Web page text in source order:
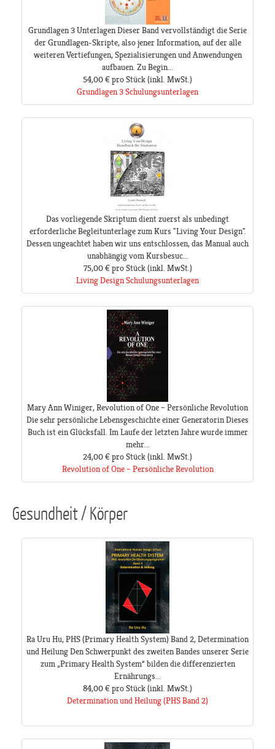
Grundlagen 3 Unterlagen Dieser Band vervollständigt die Serie
der Grundlagen-Skripte, also jener Information, auf der alle
weiteren Vertiefungen, Spezialisierungen und Anwendungen
aufbauen. Zu Begin...
54,00 €pro Stück(inkl. MwSt.)
Grundlagen 3 Schulungsunterlagen
Das vorliegende Skriptum dient zuerst als unbedingt
erforderliche Begleitunterlage zum Kurs "Living Your Design".
Dessen ungeachtet haben wir uns entschlossen, das Manual auch
unabhängig vom Kursbesuc...
75,00 € pro Stück(inkl. MwSt.)
Living Design Schulungsunterlagen
Mary Ann Winiger, Revolution of One – Persönliche Revolution
Die sehr persönliche Lebensgeschichte einer Generatorin Dieses
Buch ist ein Glücksfall. Im Laufe der letzten Jahre wurde immer
mehr...
24,00 €pro Stück(inkl. MwSt.)
Revolution of One – Persönliche Revolution
Gesundheit / Körper
Ra Uru Hu, PHS (Primary Health System) Band 2, Determination
und Heilung Den Schwerpunkt des zweiten Bandes unserer Serie
zum „Primary Health System“ bilden die differenzierten
Ernährungs...
84,00 €pro Stück(inkl. MwSt.)
Determination und Heilung (PHS Band 2)